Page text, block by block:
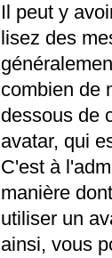
Il peut y
lisez des
combien de
dessous de
avatar, qui
C'est à
manière
utiliser un
ainsi, vous